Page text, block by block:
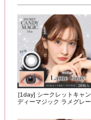
[1day] シークレットキャン
ディーマジック ラメグレー